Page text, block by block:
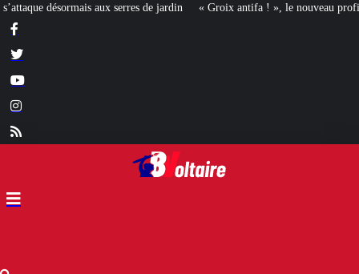
« Groix antifa ! », le nouveau profil de la gauche révolutionnaire ?